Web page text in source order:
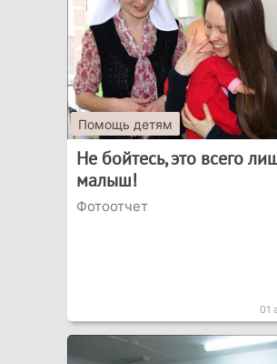
Помощь детям
Не бойтесь, это всего
малыш!
Фотоотчет
01